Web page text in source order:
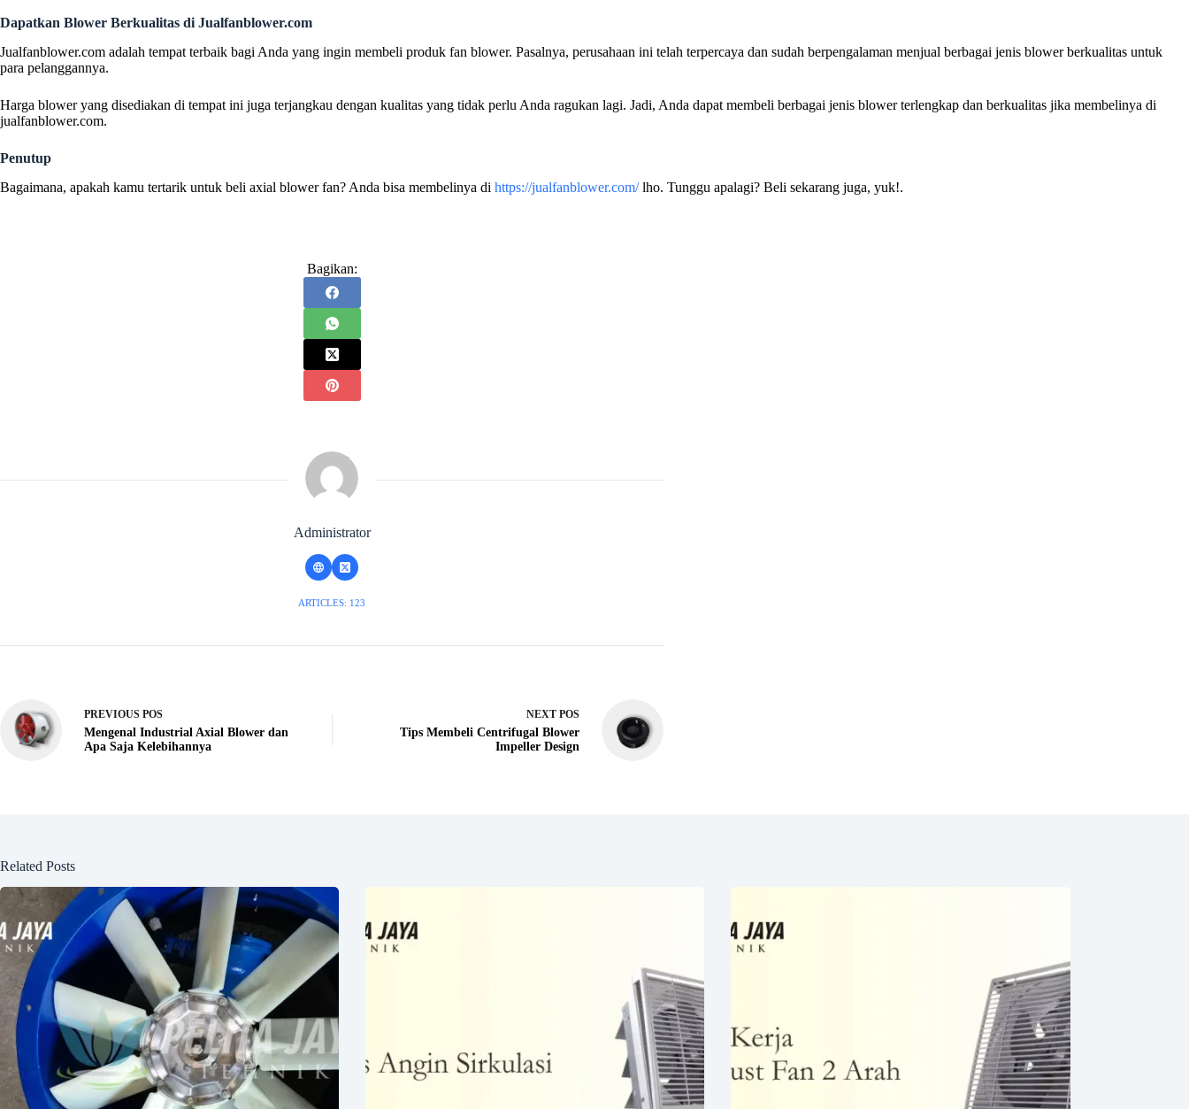
Dapatkan Blower Berkualitas di Jualfanblower.com
Jualfanblower.com adalah tempat terbaik bagi Anda yang ingin membeli produk fan blower. Pasalnya, perusahaan ini telah terpercaya dan sudah berpengalaman menjual berbagai jenis blower berkualitas untuk
para pelanggannya.
Harga blower yang disediakan di tempat ini juga terjangkau dengan kualitas yang tidak perlu Anda ragukan lagi. Jadi, Anda dapat membeli berbagai jenis blower terlengkap dan berkualitas jika membelinya di
jualfanblower.com.
Penutup
Bagaimana, apakah kamu tertarik untuk beli axial blower fan? Anda bisa membelinya di https://jualfanblower.com/lho. Tunggu apalagi? Beli sekarang juga, yuk!.
Bagikan:
Administrator
ARTICLES: 123
PREVIOUS POS
Mengenal Industrial Axial Blower dan
Apa Saja Kelebihannya
NEXT POS
Tips Membeli Centrifugal Blower
Impeller Design
Related Posts